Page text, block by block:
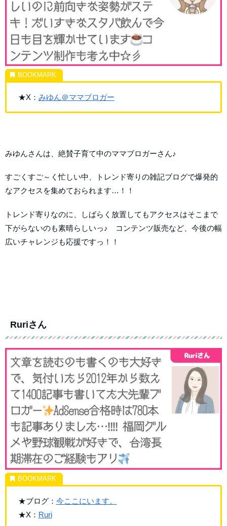
★X： みゆん＠ママブロガー
みゆんさんは、絶賛子育て中のママブロガーさん♪
すごくすご～く忙しい中、トレンド寄りの雑記ブログで爆発的
なアクセスを集めておられます…！！
トレンド寄りなのに、しばらく放置してもアクセスはそこまで
下がらないのも素晴らしいっ♪ コンテンツ販売など、今後の幅
広いチャレンジも応援ですっ！！
Ruriさん
★ブログ： 今ここにいます。
★X： Ruri